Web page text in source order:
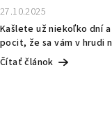
27.10.2025
Kašlete už niekoľko dní
pocit, že sa vám v hrudi
Čítať článok